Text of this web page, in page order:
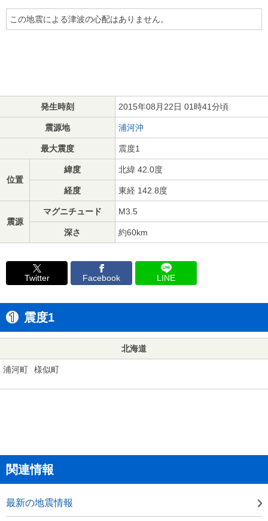
この地震による津波の心配はありません。
発生時刻 2015年08月22日 01時41分頃
震源地 浦河沖
最大震度 震度1
位置
緯度 北緯 42.0度
経度 東経 142.8度
震源
マグニチュード M3.5
深さ 約60km
Twitter Facebook LINE
震度1
北海道
浦河町 様似町
関連情報
最新の地震情報